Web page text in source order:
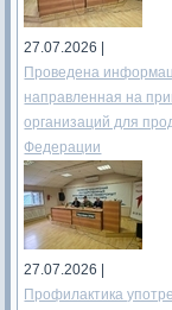
27.07.2026 |
Проведена
направленная на
организаций для
Федерации
27.07.2026 |
Профилактика